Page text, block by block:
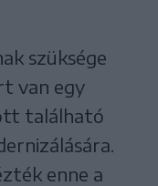
szüksége
van egy
található
enne a